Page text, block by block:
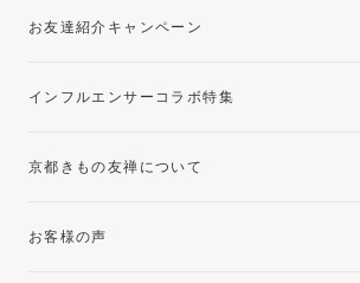
お友達紹介キャンペーン
インフルエンサーコラボ特集
京都きもの友禅について
お客様の声